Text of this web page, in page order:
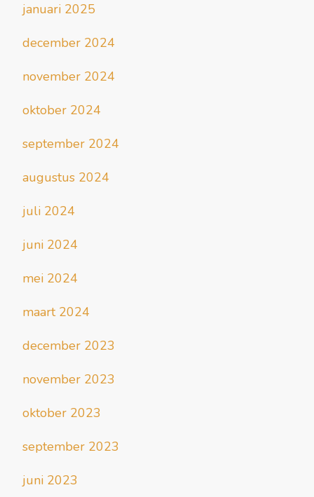
januari 2025
december 2024
november 2024
oktober 2024
september 2024
augustus 2024
juli 2024
juni 2024
mei 2024
maart 2024
december 2023
november 2023
oktober 2023
september 2023
juni 2023